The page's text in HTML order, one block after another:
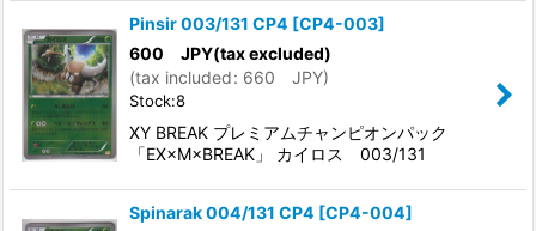
Pinsir 003/131 CP4 [CP4-003]
600 JPY(tax excluded)
(tax included: 660 JPY)
Stock:8
XY BREAK プレミアムチャンピオンパック
「EX×M×BREAK」 カイロス 003/131
Spinarak 004/131 CP4 [CP4-004]